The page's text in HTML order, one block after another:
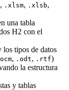
, .xlsm, .xlsb,
una tabla
H2 con el
los tipos de datos
, .odt, .rtf)
la estructura
y tablas